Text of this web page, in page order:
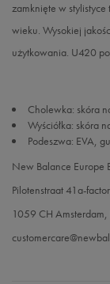
zamknięte w
wieku. Wysokiej
użytkowania. U420
Cholewka: skóra
Wyściółka: skóra
Podeszwa: EVA,
New Balance Europe
Pilotenstraat 41a-
1059 CH